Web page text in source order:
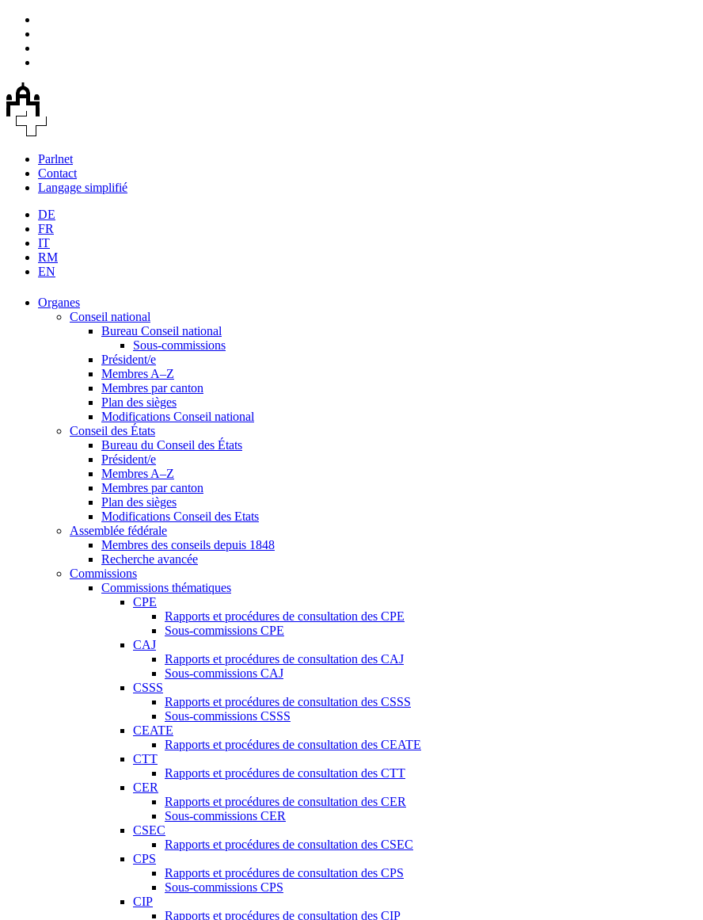
Parlnet
Contact
Langage simplifié
DE
FR
IT
RM
EN
Organes
Conseil national
Bureau Conseil national
Sous-commissions
Président/e
Membres A–Z
Membres par canton
Plan des sièges
Modifications Conseil national
Conseil des États
Bureau du Conseil des États
Président/e
Membres A–Z
Membres par canton
Plan des sièges
Modifications Conseil des Etats
Assemblée fédérale
Membres des conseils depuis 1848
Recherche avancée
Commissions
Commissions thématiques
CPE
Rapports et procédures de consultation des CPE
Sous-commissions CPE
CAJ
Rapports et procédures de consultation des CAJ
Sous-commissions CAJ
CSSS
Rapports et procédures de consultation des CSSS
Sous-commissions CSSS
CEATE
Rapports et procédures de consultation des CEATE
CTT
Rapports et procédures de consultation des CTT
CER
Rapports et procédures de consultation des CER
Sous-commissions CER
CSEC
Rapports et procédures de consultation des CSEC
CPS
Rapports et procédures de consultation des CPS
Sous-commissions CPS
CIP
Rapports et procédures de consultation des CIP